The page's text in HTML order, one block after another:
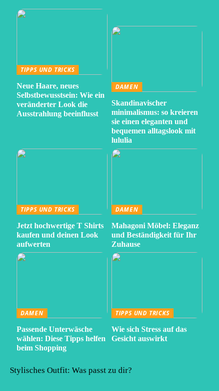
TIPPS UND TRICKS
Neue Haare, neues
Selbstbewusstsein: Wie ein
veränderter Look die
Ausstrahlung beeinflusst
DAMEN
Skandinavischer
minimalismus: so kreieren
sie einen eleganten und
bequemen alltagslook mit
lululia
TIPPS UND TRICKS
Jetzt hochwertige T Shirts
kaufen und deinen Look
aufwerten
DAMEN
Mahagoni Möbel: Eleganz
und Beständigkeit für Ihr
Zuhause
DAMEN
Passende Unterwäsche
wählen: Diese Tipps helfen
beim Shopping
TIPPS UND TRICKS
Wie sich Stress auf das
Gesicht auswirkt
Stylisches Outfit: Was passt zu dir?